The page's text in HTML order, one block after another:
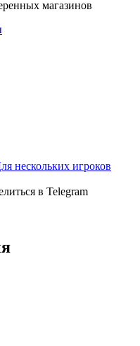
магазинов
нескольких игроков